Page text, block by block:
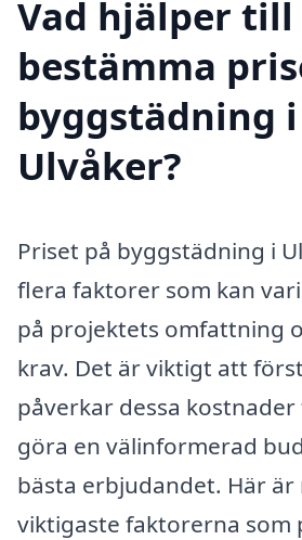
Vad hjälper
bestämma
byggstädning i
Ulvåker?
Priset på byggstädning i
flera faktorer som kan
på projektets omfattning
krav. Det är viktigt att
påverkar dessa
göra en välinformerad
bästa erbjudandet. Här är
viktigaste faktorerna som